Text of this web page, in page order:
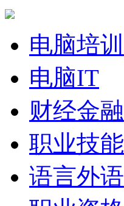
电脑培训
电脑IT
财经金融
职业技能
语言外语